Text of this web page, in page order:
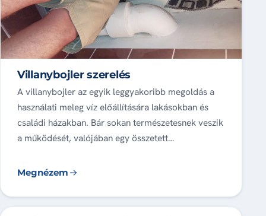
Villanybojler szerelés
A villanybojler az egyik leggyakoribb megoldás a
használati meleg víz előállítására lakásokban és
családi házakban. Bár sokan természetesnek veszik
a működését, valójában egy összetett…
Megnézem